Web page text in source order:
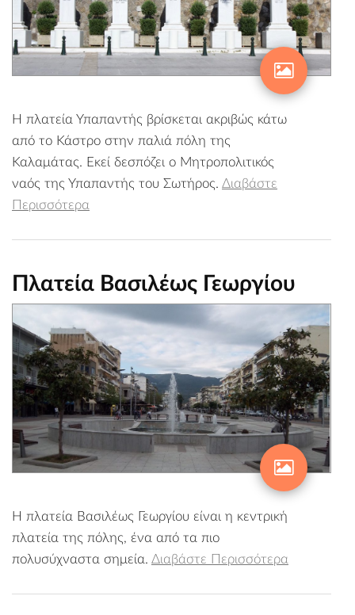
Η πλατεία Υπαπαντής βρίσκεται ακριβώς κάτω
από το Κάστρο στην παλιά πόλη της
Καλαμάτας. Εκεί δεσπόζει ο Μητροπολιτικός
ναός της Υπαπαντής του Σωτήρος. Διαβάστε
Περισσότερα
Πλατεία Βασιλέως Γεωργίου
Η πλατεία Βασιλέως Γεωργίου είναι η κεντρική
πλατεία της πόλης, ένα από τα πιο
πολυσύχναστα σημεία. Διαβάστε Περισσότερα